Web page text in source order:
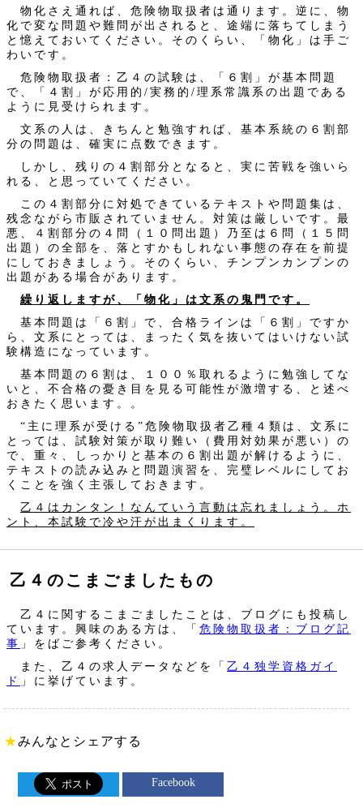
物化さえ通れば、危険物取扱者は通ります。逆に、物
化で変な問題や難問が出されると、途端に落ちてしまう
と憶えておいてください。そのくらい、「物化」は手ご
わいです。
危険物取扱者：乙４の試験は、「６割」が基本問題
で、「４割」が応用的/実務的/理系常識系の出題である
ように見受けられます。
文系の人は、きちんと勉強すれば、基本系統の６割部
分の問題は、確実に点数できます。
しかし、残りの４割部分となると、実に苦戦を強いら
れる、と思っていてください。
この４割部分に対処できているテキストや問題集は、
残念ながら市販されていません。対策は厳しいです。最
悪、４割部分の４問（１０問出題）乃至は６問（１５問
出題）の全部を、落とすかもしれない事態の存在を前提
にしておきましょう。そのくらい、チンプンカンプンの
出題がある場合があります。
繰り返しますが、「物化」は文系の鬼門です。
基本問題は「６割」で、合格ラインは「６割」ですか
ら、文系にとっては、まったく気を抜いてはいけない試
験構造になっています。
基本問題の６割は、１００％取れるように勉強してな
いと、不合格の憂き目を見る可能性が激増する、と述べ
おきたく思います。。
“主に理系が受ける”危険物取扱者乙種４類は、文系に
とっては、試験対策が取り難い（費用対効果が悪い）の
で、重々、しっかりと基本の６割出題が解けるように、
テキストの読み込みと問題演習を、完璧レベルにしてお
くことを強く主張しておきます。
乙４はカンタン！なんていう言動は忘れましょう。ホ
ント、本試験で冷や汗が出まくります。
乙４のこまごましたもの
乙４に関するこまごましたことは、ブログにも投稿し
ています。興味のある方は、「 危険物取扱者：ブログ記
事 」をばご参考ください。
また、乙４の求人データなどを「 乙４独学資格ガイ
ド
」に挙げています。
★みんなとシェアする
Facebook